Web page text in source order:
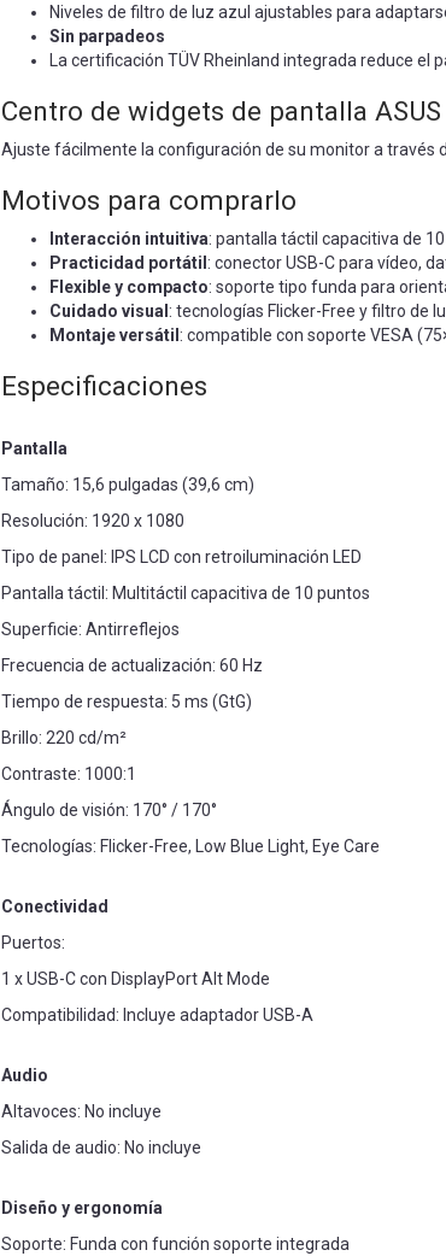
Niveles de filtro de luz azul ajustables para
Sin parpadeos
La certificación TÜV Rheinland integrada reduce
Centro de widgets de pantalla ASUS
Ajuste fácilmente la configuración de su monitor a través
Motivos para comprarlo
Interacción intuitiva: pantalla táctil capacitiva de
Practicidad portátil : conector USB-C para vídeo,
Flexible y compacto: soporte tipo funda para
Cuidado visual : tecnologías Flicker-Free y filtro de
Montaje versátil : compatible con soporte VESA
Especificaciones
Pantalla
Tamaño: 15,6 pulgadas (39,6 cm)
Resolución: 1920 x 1080
Tipo de panel: IPS LCD con retroiluminación LED
Pantalla táctil: Multitáctil capacitiva de 10 puntos
Superficie: Antirreflejos
Frecuencia de actualización: 60 Hz
Tiempo de respuesta: 5 ms (GtG)
Brillo: 220 cd/m²
Contraste: 1000:1
Ángulo de visión: 170° / 170°
Tecnologías: Flicker-Free, Low Blue Light, Eye Care
Conectividad
Puertos:
1 x USB-C con DisplayPort Alt Mode
Compatibilidad: Incluye adaptador USB-A
Audio
Altavoces: No incluye
Salida de audio: No incluye
Diseño y ergonomía
Soporte: Funda con función soporte integrada